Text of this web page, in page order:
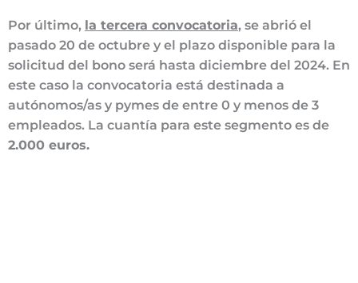
Por último, la tercera convocatoria, se abrió el
pasado 20 de octubre y el plazo disponible para la
solicitud del bono será hasta diciembre del 2024. En
este caso la convocatoria está destinada a
autónomos/as y pymes de entre 0 y menos de 3
empleados. La cuantía para este segmento es de
2.000 euros.